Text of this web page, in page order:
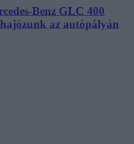
Benz GLC 400
az autópályán